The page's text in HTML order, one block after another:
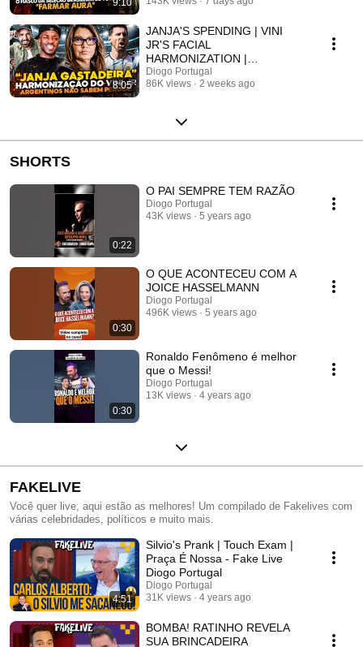
UP CO...
8:05
JANJA'S SPENDING | VINI
JR'S FACIAL
HARMONIZATION |
ARGENTINES DON'T KNOW
HOW TO LOSE - DIOGO
Diogo Portugal
86K views
2 weeks ago
SHORTS
0:22
O PAI SEMPRE TEM RAZÃO
Diogo Portugal
43K views
5 years ago
0:30
O QUE ACONTECEU COM A
JOICE HASSELMANN
Diogo Portugal
496K views
5 years ago
0:30
Ronaldo Fenômeno é melhor
que o Messi!
Diogo Portugal
13K views
4 years ago
FAKELIVE
Você quer live, aqui estão as melhores! Um compilado de Fakelives com
várias celebridades, políticos e muito mais.
4:51
Silvio's Prank | Touch Exam |
Praça É Nossa - Fake Live
Diogo Portugal
Diogo Portugal
31K views
4 years ago
BOMBA! RATINHO REVELA
SUA BRINCADEIRA